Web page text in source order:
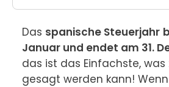
Das spanische Steuerjahr
Januar und endet am 31.
das ist das Einfachste,